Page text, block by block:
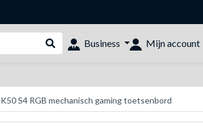
Webshop doorzoeken
Business Mijn account
S4 RGB mechanisch gaming toetsenbord